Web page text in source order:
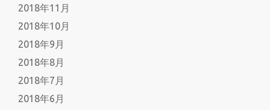
2018年11月
2018年10月
2018年9月
2018年8月
2018年7月
2018年6月